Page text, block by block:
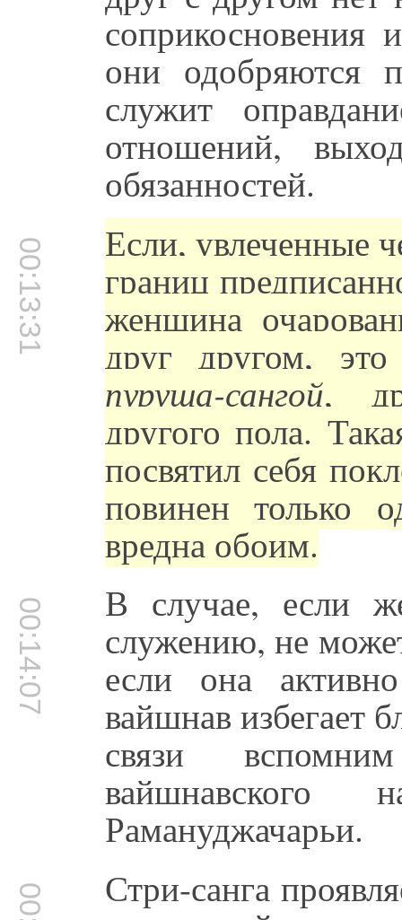
они одобряются
служит
отношений,
обязанностей.
00:13:31 Если, увлеченные
границ
женщина
друг другом,
пуруша-сангой,
другого пола.
посвятил себя
повинен только
вредна обоим.
00:14:07 В случае, если
служению, не
если она
вайшнав избегает
связи
Рамануджачарьи.
Стри-санга